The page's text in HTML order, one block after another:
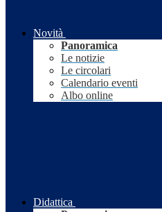
Novità
Panoramica
Le notizie
Le circolari
Calendario eventi
Albo online
Didattica